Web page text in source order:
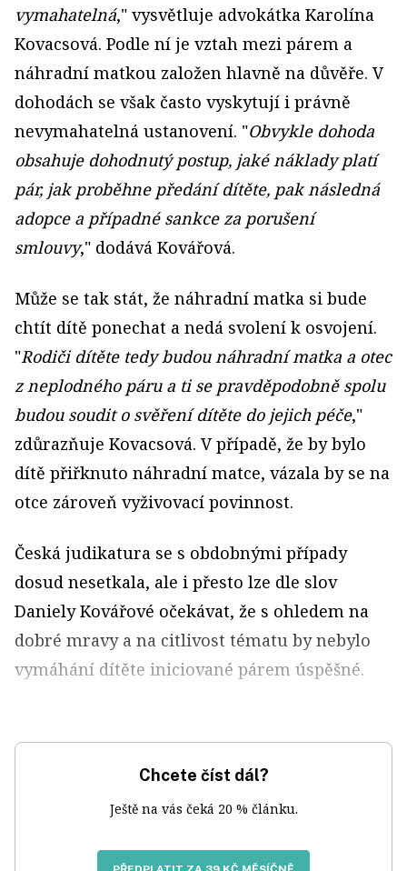
vymahatelná," vysvětluje advokátka Karolína
Kovacsová. Podle ní je vztah mezi párem a
náhradní matkou založen hlavně na důvěře. V
dohodách se však často vyskytují i právně
nevymahatelná ustanovení. "Obvykle dohoda
obsahuje dohodnutý postup, jaké náklady platí
pár, jak proběhne předání dítěte, pak následná
adopce a případné sankce za porušení
smlouvy," dodává Kovářová.
Může se tak stát, že náhradní matka si bude
chtít dítě ponechat a nedá svolení k osvojení.
"Rodiči dítěte tedy budou náhradní matka a otec
z neplodného páru a ti se pravděpodobně spolu
budou soudit o svěření dítěte do jejich péče,"
zdůrazňuje Kovacsová. V případě, že by bylo
dítě přiřknuto náhradní matce, vázala by se na
otce zároveň vyživovací povinnost.
Česká judikatura se s obdobnými případy
dosud nesetkala, ale i přesto lze dle slov
Daniely Kovářové očekávat, že s ohledem na
dobré mravy a na citlivost tématu by nebylo
vymáhání dítěte iniciované párem úspěšné.
Chcete číst dál?
Ještě na vás čeká 20 % článku.